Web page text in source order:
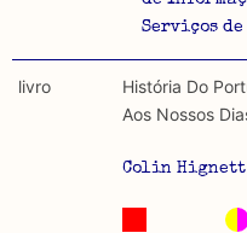
Serviços de
livro
História Do
Aos Nossos
Colin Hignett